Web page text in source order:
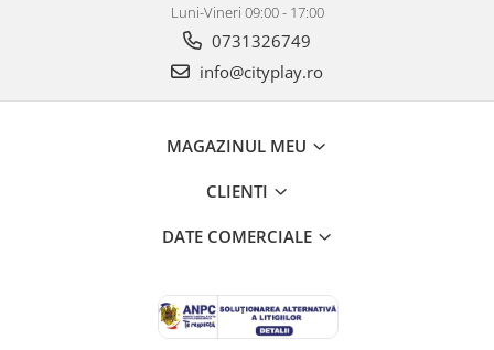
Luni-Vineri 09:00 - 17:00
0731326749
info@cityplay.ro
MAGAZINUL MEU
CLIENTI
DATE COMERCIALE